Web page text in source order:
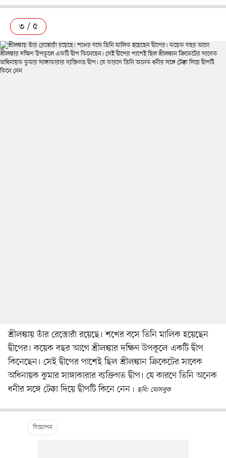
৩ / ৫
শ্রীলঙ্কায় তাঁর রেস্তোরাঁ রয়েছে। শখের বসে তিনি মালিক হয়েছেন
দ্বীপের। কয়েক বছর আগে শ্রীলঙ্কার দক্ষিণ উপকূলে একটি দ্বীপ
কিনেছেন। সেই দ্বীপের পাশেই ছিল শ্রীলঙ্কান ক্রিকেটের সাবেক
অধিনায়ক কুমার সাঙ্গাকারার ব্যক্তিগত দ্বীপ। যে কারণে তিনি অনেক
ধনীর সঙ্গে টেক্কা দিয়ে দ্বীপটি কিনে নেন
ছবি: ফেসবুক